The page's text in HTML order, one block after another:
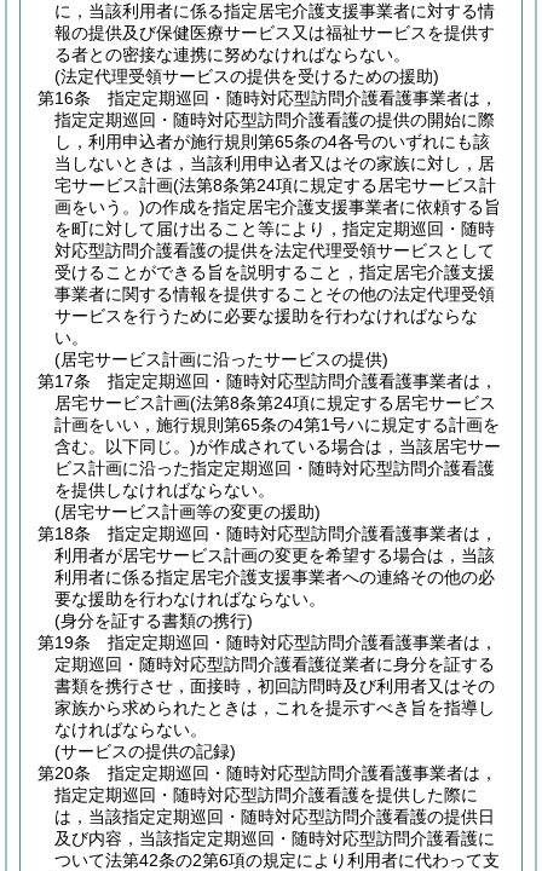
に，当該利用者に係る指定居宅介護支援事業者に対する情
報の提供及び保健医療サービス又は福祉サービスを提供す
る者との密接な連携に努めなければならない。
(法定代理受領サービスの提供を受けるための援助)
第16条
指定定期巡回・随時対応型訪問介護看護事業者は，
指定定期巡回・随時対応型訪問介護看護の提供の開始に際
し，利用申込者が施行規則第65条の4各号のいずれにも該
当しないときは，当該利用申込者又はその家族に対し，居
宅サービス計画(法第8条第24項に規定する居宅サービス計
画をいう。)の作成を指定居宅介護支援事業者に依頼する旨
を町に対して届け出ること等により，指定定期巡回・随時
対応型訪問介護看護の提供を法定代理受領サービスとして
受けることができる旨を説明すること，指定居宅介護支援
事業者に関する情報を提供することその他の法定代理受領
サービスを行うために必要な援助を行わなければならな
い。
(居宅サービス計画に沿ったサービスの提供)
第17条
指定定期巡回・随時対応型訪問介護看護事業者は，
居宅サービス計画(法第8条第24項に規定する居宅サービス
計画をいい，施行規則第65条の4第1号ハに規定する計画を
含む。以下同じ。)が作成されている場合は，当該居宅サー
ビス計画に沿った指定定期巡回・随時対応型訪問介護看護
を提供しなければならない。
(居宅サービス計画等の変更の援助)
第18条
指定定期巡回・随時対応型訪問介護看護事業者は，
利用者が居宅サービス計画の変更を希望する場合は，当該
利用者に係る指定居宅介護支援事業者への連絡その他の必
要な援助を行わなければならない。
(身分を証する書類の携行)
第19条
指定定期巡回・随時対応型訪問介護看護事業者は，
定期巡回・随時対応型訪問介護看護従業者に身分を証する
書類を携行させ，面接時，初回訪問時及び利用者又はその
家族から求められたときは，これを提示すべき旨を指導し
なければならない。
(サービスの提供の記録)
第20条
指定定期巡回・随時対応型訪問介護看護事業者は，
指定定期巡回・随時対応型訪問介護看護を提供した際に
は，当該指定定期巡回・随時対応型訪問介護看護の提供日
及び内容，当該指定定期巡回・随時対応型訪問介護看護に
ついて法第42条の2第6項の規定により利用者に代わって支